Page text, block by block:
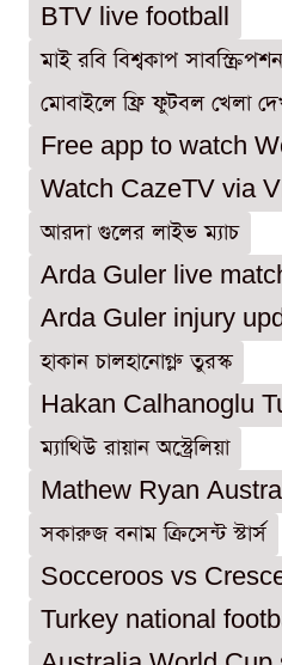
BTV live football
মাই রবি বিশ্বকাপ সাবস্ক্রিপশন
মোবাইলে ফ্রি ফুটবল খেলা
Free app to watch
Watch CazeTV via
আরদা গুলের লাইভ ম্যাচ
Arda Guler live
Arda Guler injury
হাকান চালহানোগ্লু তুরস্ক
Hakan Calhanoglu
ম্যাথিউ রায়ান অস্ট্রেলিয়া
Mathew Ryan
সকারুজ বনাম ক্রিসেন্ট স্টার্স
Socceroos vs
Turkey national